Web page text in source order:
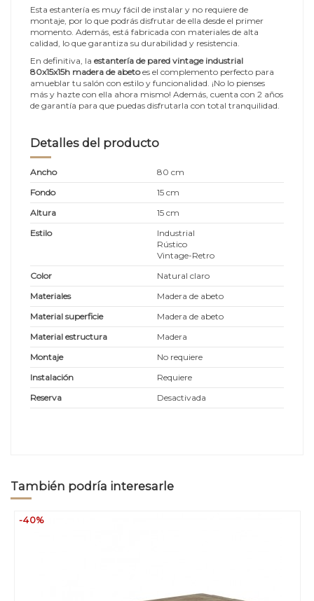
Esta estantería es muy fácil de instalar y no requiere de
montaje, por lo que podrás disfrutar de ella desde el primer
momento. Además, está fabricada con materiales de alta
calidad, lo que garantiza su durabilidad y resistencia.
En definitiva, la estantería de pared vintage industrial
80x15x15h madera de abetoes el complemento perfecto para
amueblar tu salón con estilo y funcionalidad. ¡No lo pienses
más y hazte con ella ahora mismo! Además, cuenta con 2 años
de garantía para que puedas disfrutarla con total tranquilidad.
Detalles del producto
Ancho
80 cm
Fondo
15 cm
Altura
15 cm
Estilo
Industrial
Rústico
Vintage-Retro
Color
Natural claro
Materiales
Madera de abeto
Material superficie
Madera de abeto
Material estructura
Madera
Montaje
No requiere
Instalación
Requiere
Reserva
Desactivada
También podría interesarle
-40%